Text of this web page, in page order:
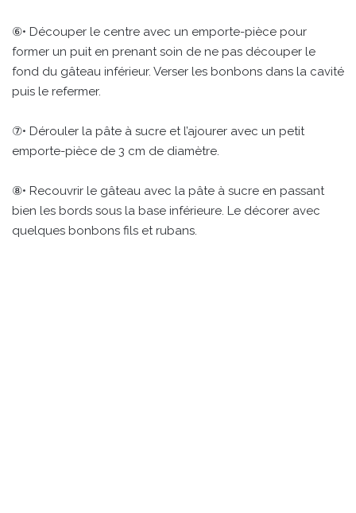
⑥• Découper le centre avec un emporte-pièce pour
former un puit en prenant soin de ne pas découper le
fond du gâteau inférieur. Verser les bonbons dans la cavité
puis le refermer.
⑦• Dérouler la pâte à sucre et l’ajourer avec un petit
emporte-pièce de 3 cm de diamètre.
⑧• Recouvrir le gâteau avec la pâte à sucre en passant
bien les bords sous la base inférieure. Le décorer avec
quelques bonbons fils et rubans.